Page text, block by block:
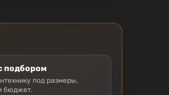
подбором
под размеры,
бюджет.